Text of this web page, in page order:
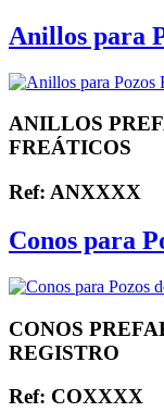
Anillos para
ANILLOS
FREÁTICOS
Ref: ANXXXX
Conos para
CONOS
REGISTRO
Ref: COXXXX